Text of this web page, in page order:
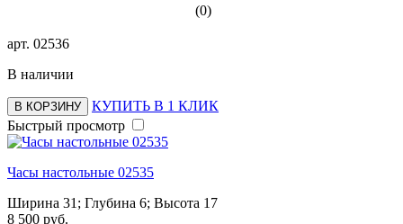
(0)
арт. 02536
В наличии
В КОРЗИНУ
КУПИТЬ В 1 КЛИК
Быстрый просмотр
Часы настольные 02535
Ширина 31; Глубина 6; Высота 17
8 500 руб.